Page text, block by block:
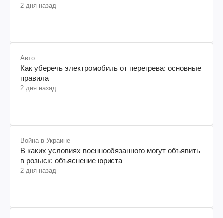
2 дня назад
Авто
Как уберечь электромобиль от перегрева: основные
правила
2 дня назад
Война в Украине
В каких условиях военнообязанного могут объявить
в розыск: объяснение юриста
2 дня назад